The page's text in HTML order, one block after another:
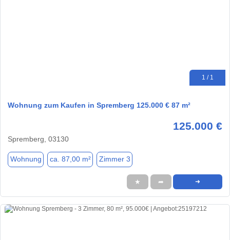
1 / 1
Wohnung zum Kaufen in Spremberg 125.000 € 87 m²
125.000 €
Spremberg, 03130
Wohnung ca. 87,00 m² Zimmer 3
★ ➦ ➜